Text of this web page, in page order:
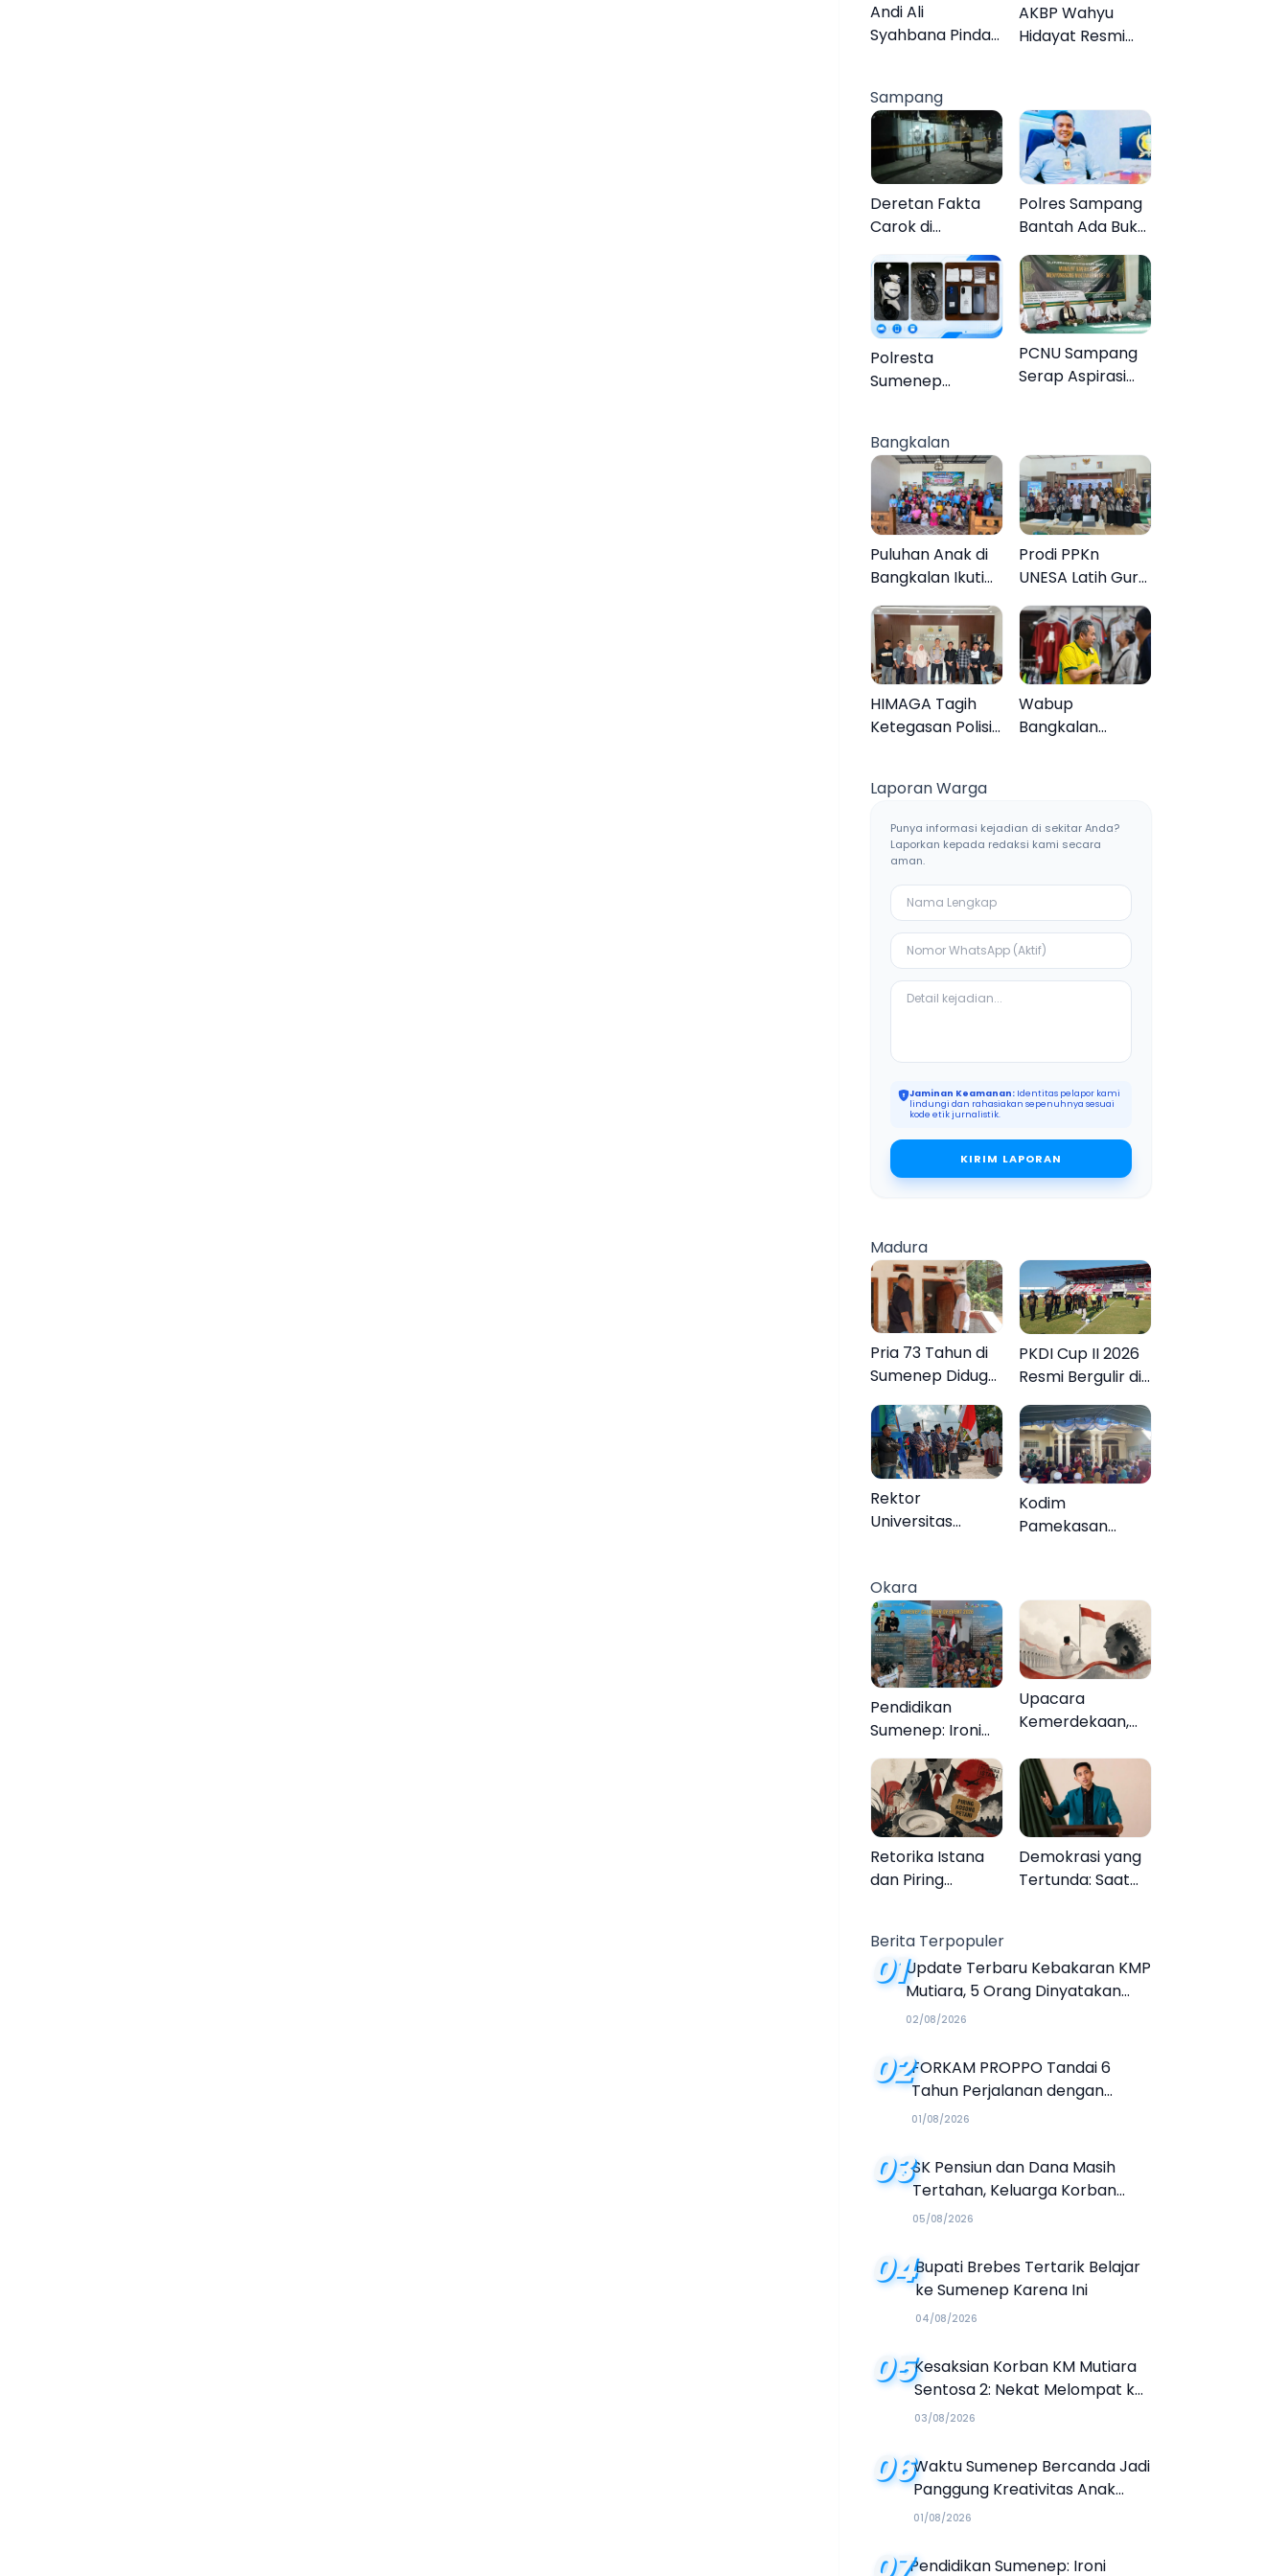
Lebih Jelas
Organisasi
Andi Ali
Syahbana Pindah
AKBP Wahyu
Hidayat Resmi
Disambut Tradisi
Gerbang Pora
Sampang
Deretan Fakta
Carok di
60 Tahun Duel
Melawan 2 Pria
Polres Sampang
Bantah Ada Bukti
Kasus Rudapaksa
Anak 27
Tersangka
Polresta
Sumenep
Sampang, Tiga
Pengedar
Ditangkap
PCNU Sampang
Serap Aspirasi
Bangkalan
Puluhan Anak di
Bangkalan Ikuti
Lomba Mewarnai
Bertema Liburan
Keluarga
Prodi PPKn
UNESA Latih Guru
PPKn Bangkalan
dengan
Pembelajaran
Inovasi Teknologi
HIMAGA Tagih
Ketegasan Polisi
Galis Bangkalan
Wabup
Bangkalan
Ketiban Berkah
Laporan Warga
Punya informasi kejadian di sekitar Anda?
Laporkan kepada redaksi kami secara
aman.
Jaminan Keamanan: Identitas pelapor kami
lindungi dan rahasiakan sepenuhnya sesuai
kode etik jurnalistik.
KIRIM LAPORAN
Madura
Pria 73 Tahun di
Sumenep Diduga
Sendiri
PKDI Cup II 2026
Resmi Bergulir di
Desa se-Madura
Rebut Tiket ke
Tingkat Nasional
Rektor
Universitas
KKN Internasional
ke Tanah Suci
dan Jeddah
Kodim
Pamekasan
Gratis, 160 Warga
Kembali Melihat
Lebih Jelas
Okara
Pendidikan
Sumenep: Ironi
13.095 Anak Tidak
Sekolah
Menyaksikan
Semarak Festival
Kalender Event
2026
Upacara
Kemerdekaan,
Melupakan
Retorika Istana
dan Piring
Demokrasi yang
Tertunda: Saat
Berita Terpopuler
01Update Terbaru Kebakaran KMP
Mutiara, 5 Orang Dinyatakan
Tewas
02/08/2026
02FORKAM PROPPO Tandai 6
Tahun Perjalanan dengan
Peluncuran Mars, Hymne, dan
01/08/2026
03SK Pensiun dan Dana Masih
Tertahan, Keluarga Korban
Tagih Janji BRI Sumenep
05/08/2026
04Bupati Brebes Tertarik Belajar
ke Sumenep Karena Ini
04/08/2026
05Kesaksian Korban KM Mutiara
Sentosa 2: Nekat Melompat ke
Laut Meski Tak Bisa Berenang
03/08/2026
06Waktu Sumenep Bercanda Jadi
Panggung Kreativitas Anak
Muda, Hasilkan Kolaborasi
01/08/2026
Pendidikan Sumenep: Ironi